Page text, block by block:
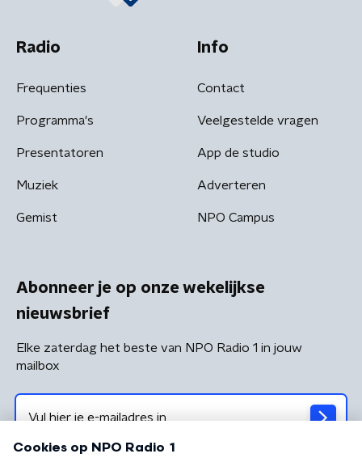
Radio
Frequenties
Programma's
Presentatoren
Muziek
Gemist
Info
Contact
Veelgestelde vragen
App de studio
Adverteren
NPO Campus
Abonneer je op onze wekelijkse
nieuwsbrief
Elke zaterdag het beste van NPO Radio 1 in jouw
mailbox